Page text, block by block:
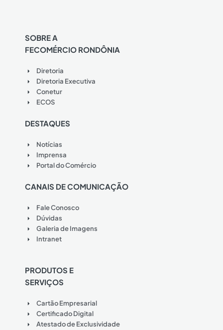
SOBRE A
FECOMÉRCIO RONDÔNIA
Diretoria
Diretoria Executiva
Conetur
ECOS
DESTAQUES
Notícias
Imprensa
Portal do Comércio
CANAIS DE COMUNICAÇÃO
Fale Conosco
Dúvidas
Galeria de Imagens
Intranet
PRODUTOS E
SERVIÇOS
Cartão Empresarial
Certificado Digital
Atestado de Exclusividade